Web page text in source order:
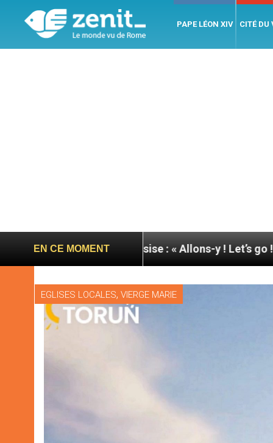
PAPE LÉON XIV CITÉ DU
EN CE MOMENT
pape à Assise : « Allons-y ! Let’s go ! »
EGLISES LOCALES, VIERGE MARIE